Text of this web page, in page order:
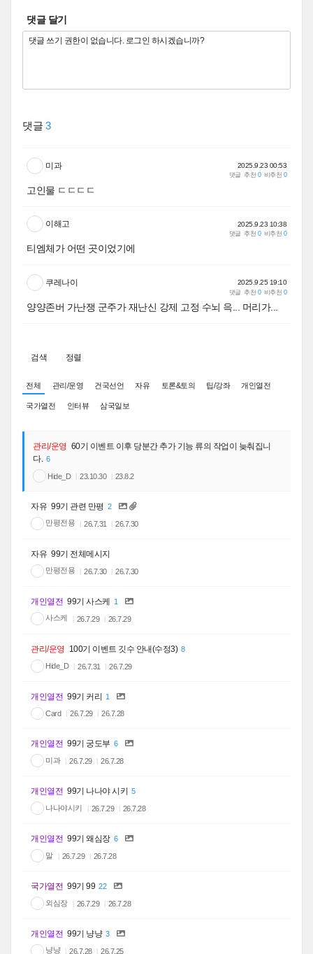
댓글 달기
댓글 3
미과 2025.9.23 00:53
댓글 추천 0 비추천 0
고인물 ㄷㄷㄷㄷ
이해고 2025.9.23 10:38
댓글 추천 0 비추천 0
티엠체가 어떤 곳이었기에
쿠레나이 2025.9.25 19:10
댓글 추천 0 비추천 0
양양존버 가난쟁 군주가 재난신 강제 고정 수뇌 윽... 머리가...
검색 정렬
전체 관리/운영 건국선언 자유 토론&토의 팁/강좌 개인열전
국가열전 인터뷰 삼국일보
관리/운영 60기 이벤트 이후 당분간 추가 기능 류의 작업이 늦춰집니
다. 6
Hide_D 23.10.30 23.8.2
자유 99기 관련 만평 2
만평전용
26.7.31 26.7.30
자유 99기 전체메시지
만평전용 26.7.30 26.7.30
개인열전 99기 사스케 1
사스케
26.7.29 26.7.29
관리/운영 100기 이벤트 깃수 안내(수정3) 8
Hide_D 26.7.31 26.7.29
개인열전 99기 커리 1
Card 26.7.29 26.7.28
개인열전 99기 궁도부 6
미과
26.7.29 26.7.28
개인열전 99기 나나야 시키
5
나나야시키
26.7.29 26.7.28
개인열전 99기 왜심장 6
말
26.7.29 26.7.28
국가열전 99기 99 22
외심장
26.7.29 26.7.28
개인열전 99기 냥냥 3
냥냥
26.7.28 26.7.25